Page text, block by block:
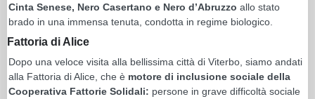
Cinta Senese, Nero Casertano e Nero d’Abruzzo allo stato
brado in una immensa tenuta, condotta in regime biologico.
Fattoria di Alice
Dopo una veloce visita alla bellissima città di Viterbo, siamo andati
alla Fattoria di Alice, che è motore di inclusione sociale della
Cooperativa Fattorie Solidali: persone in grave difficoltà sociale